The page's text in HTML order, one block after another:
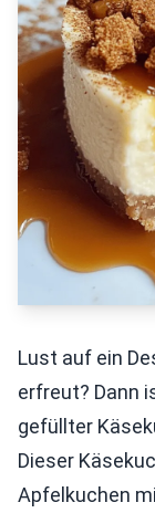
Lust auf ein
erfreut? Dann
gefüllter
Dieser
Apfelkuchen